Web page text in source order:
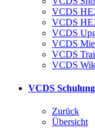
VCDS
VCDS
VCDS
VCDS
VCDS
VCDS
VCDS
Zurück
Übersicht